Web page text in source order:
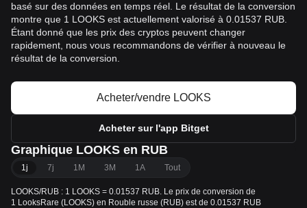
basé sur des données en temps réel. Le résultat de la conversion
montre que 1 LOOKS est actuellement valorisé à 0.01537 RUB.
Étant donné que les prix des cryptos peuvent changer
rapidement, nous vous recommandons de vérifier à nouveau le
résultat de la conversion.
Acheter/vendre LOOKS
Acheter sur l'app Bitget
Graphique LOOKS en RUB
1j 7j 1M 3M 1A Tout
LOOKS/RUB : 1 LOOKS = 0.01537 RUB. Le prix de conversion de
1 LooksRare (LOOKS) en Rouble russe (RUB) est de 0.01537 RUB